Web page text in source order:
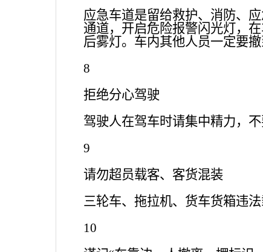
应急车道是留给救护、消防、
通道，开启危险报警闪光灯，
后雾灯。车内其他人员一定要
8
拒绝分心驾驶
驾驶人在驾车时请集中精力，
9
请勿超员载客、客货混装
三轮车、拖拉机、货车货箱违
10